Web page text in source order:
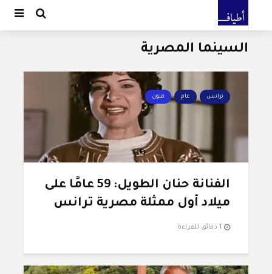
السينما المصرية
ترانس عام فنون
الفنانة حنان الطويل: 59 عامًا على
ميلاد أول ممثلة مصرية ترانس
1 دقائق للقراءة